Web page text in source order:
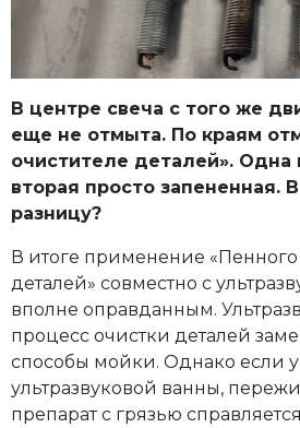
В центре свеча с того же
еще не отмыта. По краям
очистителе деталей». Одна
вторая просто запененная.
разницу?
В итоге применение «Пенного
деталей» совместно с
вполне оправданным.
процесс очистки деталей
способы мойки. Однако если у
ультразвуковой ванны,
препарат с грязью